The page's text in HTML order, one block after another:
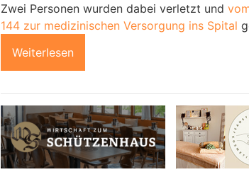
Zwei Personen wurden dabei verletzt und
144 zur medizinischen Versorgung ins Spital
Weiterlesen